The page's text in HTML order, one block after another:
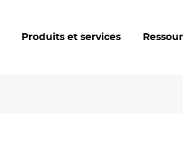
Produits et services